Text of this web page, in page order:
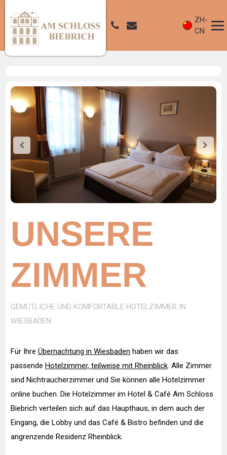
ZH-
CN
UNSERE
ZIMMER
GEMÜTLICHE UND KOMFORTABLE HOTELZIMMER IN
WIESBADEN
Für Ihre Übernachtung in Wiesbaden haben wir das
passende Hotelzimmer, teilweise mit Rheinblick. Alle Zimmer
sind Nichtraucherzimmer und Sie können alle Hotelzimmer
online buchen. Die Hotelzimmer im Hotel & Café Am Schloss
Biebrich verteilen sich auf das Haupthaus, in dem auch der
Eingang, die Lobby und das Café & Bistro befinden und die
angrenzende Residenz Rheinblick.